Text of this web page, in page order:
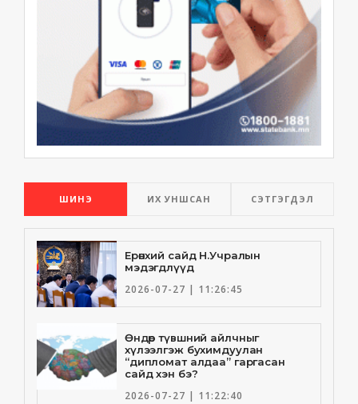
ШИНЭ ИХ УНШСАН СЭТГЭГДЭЛ
Ерөнхий сайд Н.Учралын
мэдэгдлүүд
2026-07-27 | 11:26:45
Өндөр түвшний айлчныг
хүлээлгэж бухимдуулан
“дипломат алдаа” гаргасан
сайд хэн бэ?
2026-07-27 | 11:22:40